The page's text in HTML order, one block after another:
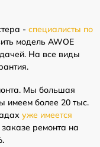
- специалисты по
модель AWOE
На все виды
Мы большая
имеем более 20 тыс.
уже имеется
ремонта на